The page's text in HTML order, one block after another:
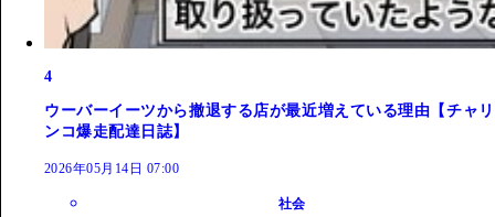
4
ウーバーイーツから撤退する店が最近増えている理由【チャリ
ンコ爆走配達日誌】
2026年05月14日 07:00
社会